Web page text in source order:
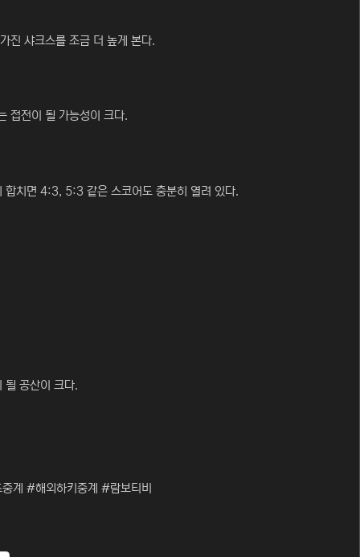
진 샤크스를 조금 더 높게 본다.
접전이 될 가능성이 크다.
합치면 4:3, 5:3 같은 스코어도 충분히 열려 있다.
될 공산이 크다.
계 #해외하키중계 #람보티비